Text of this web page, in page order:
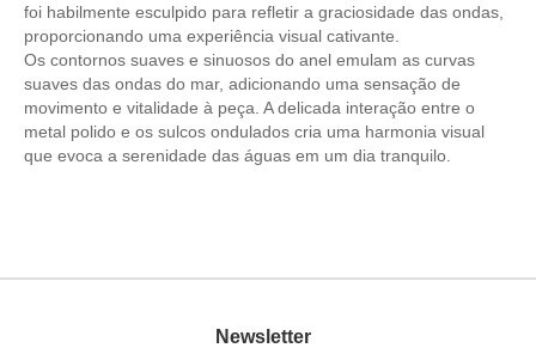
foi habilmente esculpido para refletir a graciosidade das ondas,
proporcionando uma experiência visual cativante.
Os contornos suaves e sinuosos do anel emulam as curvas
suaves das ondas do mar, adicionando uma sensação de
movimento e vitalidade à peça. A delicada interação entre o
metal polido e os sulcos ondulados cria uma harmonia visual
que evoca a serenidade das águas em um dia tranquilo.
Newsletter